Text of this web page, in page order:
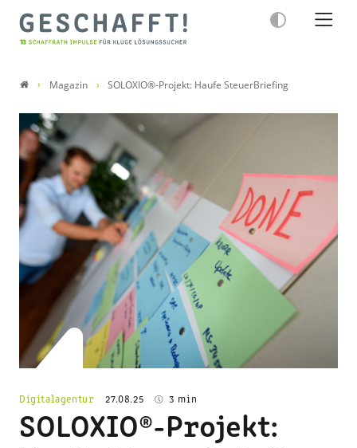
Magazin SOLOXIO®-Projekt: Haufe SteuerBriefing
Digitalagentur 27.08.25 3 min
SOLOXIO®-Projekt: